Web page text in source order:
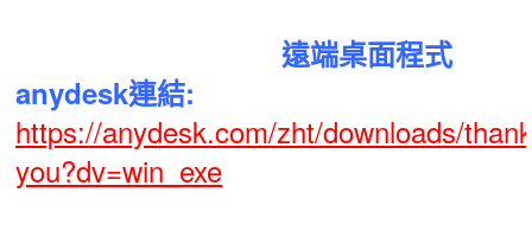
遠端桌面程式
anydesk連結:
https://anydesk.com/zht/downloads/
you?dv=win_exe